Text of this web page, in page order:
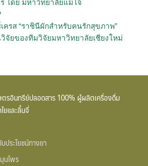
โดย มหาวิทยาลัยแม้โจ้
เครส “ราชินีผักสำหรับคนรักสุขภาพ”
ยของทีมวิจัยมหาวิทยาลัยเชียงใหม่
ตรอินทรีย์ปลอดสาร 100% ผู้ผลิตเครื่องดื่ม
ยและลิ้นจี่
ระโยชน์ทางยา
นไพร